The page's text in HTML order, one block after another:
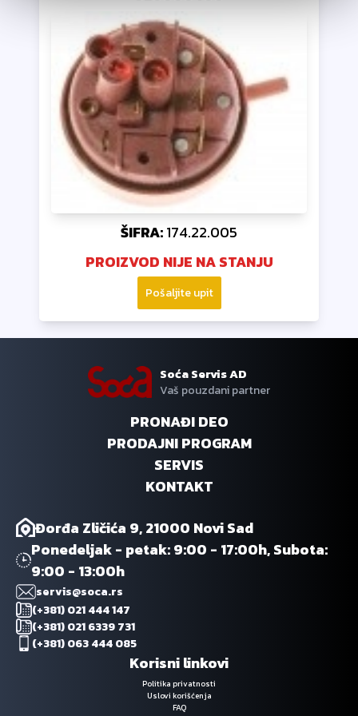
ŠIFRA:174.22.005
PROIZVOD NIJE NA STANJU
Pošaljite upit
Soća Servis AD
Vaš pouzdani partner
PRONAĐI DEO
PRODAJNI PROGRAM
SERVIS
KONTAKT
Đorđa Zličića 9, 21000 Novi Sad
Ponedeljak - petak: 9:00 - 17:00h, Subota:
9:00 - 13:00h
servis@soca.rs
(+381) 021 444 147
(+381) 021 6339 731
(+381) 063 444 085
Korisni linkovi
Politika privatnosti
Uslovi korišćenja
FAQ